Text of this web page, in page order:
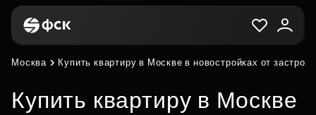
Москва Купить квартиру в Москве в новостройках от
Купить квартиру в Москве